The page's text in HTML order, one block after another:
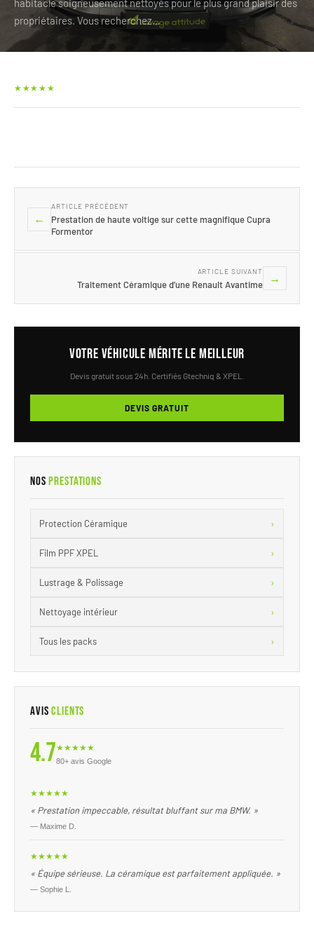
habitacle soigneusement nettoyés pour le plus grand plaisir des
propriétaires. Vous recherchez…
★★★★★
←
ARTICLE PRÉCÉDENT
Prestation de haute voltige sur cette magnifique Cupra
Formentor
→
ARTICLE SUIVANT
Traitement Céramique d’une Renault Avantime
Votre véhicule mérite le meilleur
Devis gratuit sous 24h. Certifiés Gtechniq & XPEL.
DEVIS GRATUIT
NosPrestations
Protection Céramique ›
Film PPF XPEL ›
Lustrage & Polissage ›
Nettoyage intérieur ›
Tous les packs ›
AvisClients
4.7★★★★★
80+ avis Google
★★★★★
« Prestation impeccable, résultat bluffant sur ma BMW. »
— Maxime D.
★★★★★
« Équipe sérieuse. La céramique est parfaitement appliquée. »
— Sophie L.